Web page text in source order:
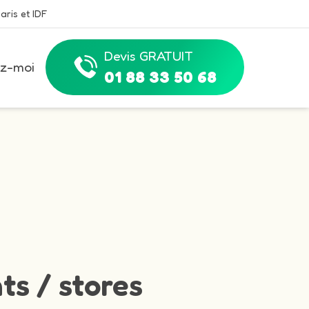
et IDF
moi
Devis GRATUIT
01 88 33 50 68
/ stores